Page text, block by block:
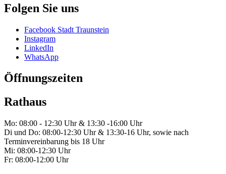
Folgen Sie uns
Facebook Stadt Traunstein
Instagram
LinkedIn
WhatsApp
Öffnungszeiten
Rathaus
Mo: 08:00 - 12:30 Uhr & 13:30 -16:00 Uhr
Di und Do: 08:00-12:30 Uhr & 13:30-16 Uhr, sowie nach
Terminvereinbarung bis 18 Uhr
Mi: 08:00-12:30 Uhr
Fr: 08:00-12:00 Uhr